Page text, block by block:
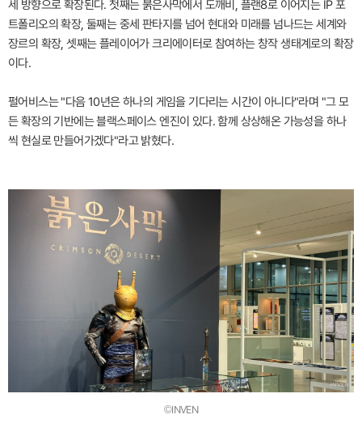
세 방향으로 확장된다. 첫째는 붉은사막에서 도깨비, 플랜8로 이어지는 IP 포
트폴리오의 확장, 둘째는 중세 판타지를 넘어 현대와 미래를 넘나드는 세계와
장르의 확장, 셋째는 플레이어가 크리에이터로 참여하는 창작 생태계로의 확장
이다.
펄어비스는 "다음 10년은 하나의 게임을 기다리는 시간이 아니다"라며 "그 모
든 확장의 기반에는 블랙스페이스 엔진이 있다. 함께 상상해온 가능성을 하나
씩 현실로 만들어가겠다"라고 밝혔다.
©INVEN